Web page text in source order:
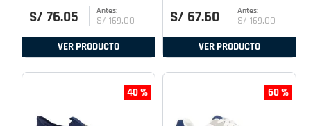
S/ 76.05 S/ 169.00
VER PRODUCTO
S/ 67.60 S/ 169.00
VER PRODUCTO
40 % 60 %